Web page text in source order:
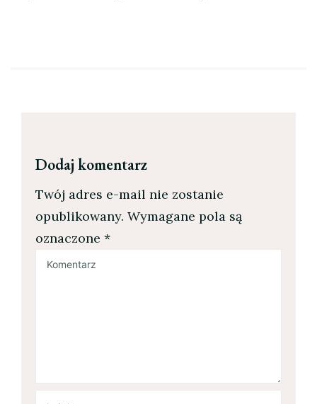
Dodaj komentarz
Twój adres e-mail nie zostanie
opublikowany. Wymagane pola są
oznaczone *